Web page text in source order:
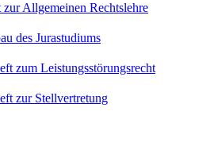
Allgemeinen Rechtslehre
des Jurastudiums
zum Leistungsstörungsrecht
zur Stellvertretung